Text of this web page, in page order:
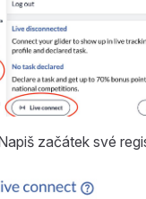
začátek své